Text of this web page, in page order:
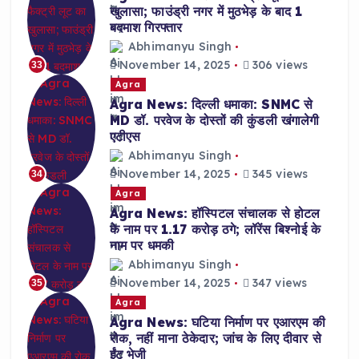
33
खुलासा; फाउंड्री नगर में मुठभेड़ के बाद 1
बदमाश गिरफ्तार
Abhimanyu Singh
November 14, 2025
306 views
34
Agra
Agra News: दिल्ली धमाका: SNMC से
MD डॉ. परवेज के दोस्तों की कुंडली खंगालेगी
एटीएस
Abhimanyu Singh
November 14, 2025
345 views
35
Agra
Agra News: हॉस्पिटल संचालक से होटल
के नाम पर 1.17 करोड़ ठगे; लॉरेंस बिश्नोई के
नाम पर धमकी
Abhimanyu Singh
November 14, 2025
347 views
Agra
Agra News: घटिया निर्माण पर एआरएम की
रोक, नहीं माना ठेकेदार; जांच के लिए दीवार से
ईंट भेजी